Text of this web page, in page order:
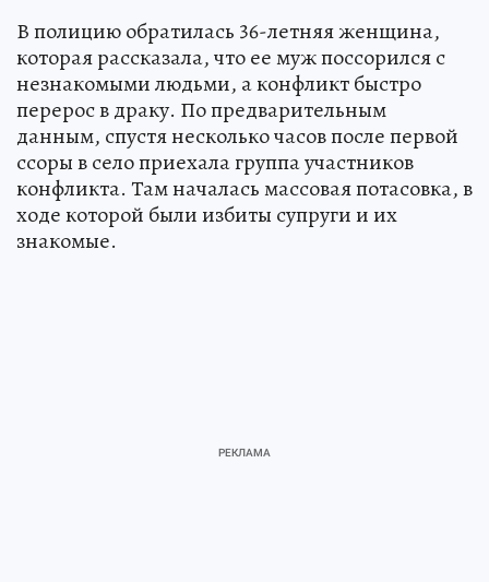
В полицию обратилась 36-летняя женщина,
которая рассказала, что ее муж поссорился с
незнакомыми людьми, а конфликт быстро
перерос в драку. По предварительным
данным, спустя несколько часов после первой
ссоры в село приехала группа участников
конфликта. Там началась массовая потасовка, в
ходе которой были избиты супруги и их
знакомые.